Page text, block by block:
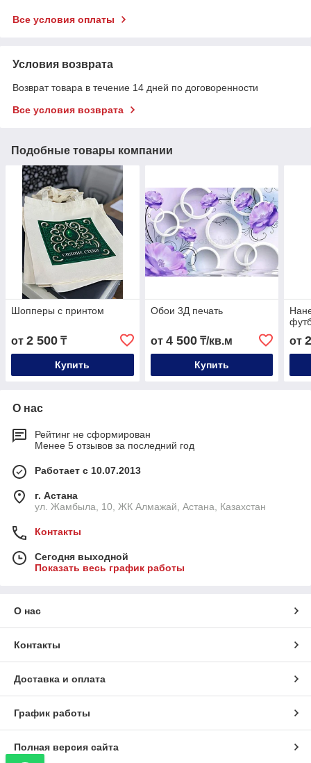
Все условия оплаты
Условия возврата
Возврат товара в течение 14 дней по договоренности
Все условия возврата
Подобные товары компании
Шопперы с принтом
от 2 500 ₸
Купить
Обои 3Д печать
от 4 500₸/кв.м
Купить
от
О нас
Рейтинг не сформирован
Менее 5 отзывов за последний год
Работает с 10.07.2013
г. Астана
ул. Жамбыла, 10, ЖК Алмажай, Астана, Казахстан
Контакты
Сегодня выходной
Показать весь график работы
О нас
Контакты
Доставка и оплата
График работы
Полная версия сайта